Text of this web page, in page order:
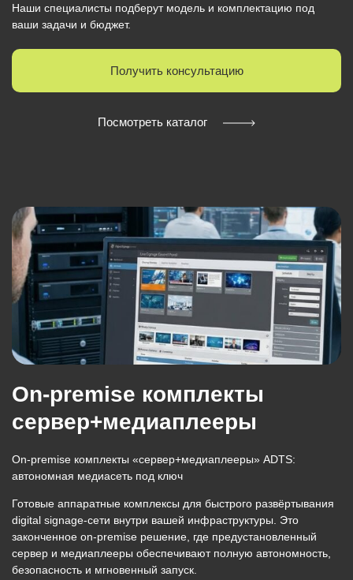
Наши специалисты подберут модель и комплектацию под
ваши задачи и бюджет.
Получить консультацию
Посмотреть каталог
On-premise комплекты
cервер+медиаплееры
On-premise комплекты «сервер+медиаплееры» ADTS:
автономная медиасеть под ключ
Готовые аппаратные комплексы для быстрого развёртывания
digital signage-сети внутри вашей инфраструктуры. Это
законченное on-premise решение, где предустановленный
сервер и медиаплееры обеспечивают полную автономность,
безопасность и мгновенный запуск.